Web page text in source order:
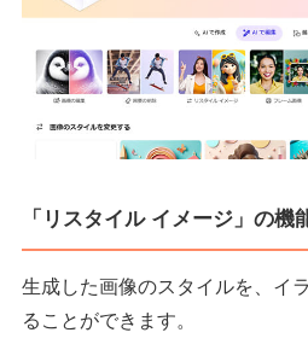
「リスタイル イメージ」の機
生成した画像のスタイルを、イ
ることができます。